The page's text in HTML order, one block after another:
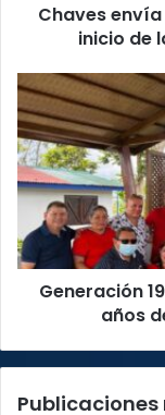
extraordinarias
Chaves
inicio de
Generación
1982
del
Voca
se
reencontrará
años
después
Generación
años